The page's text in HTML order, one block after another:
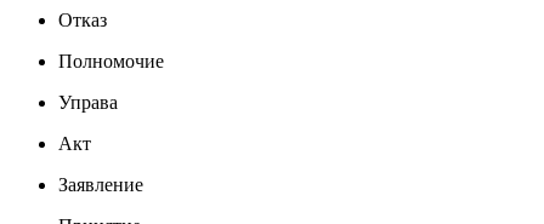
Отказ
Полномочие
Управа
Акт
Заявление